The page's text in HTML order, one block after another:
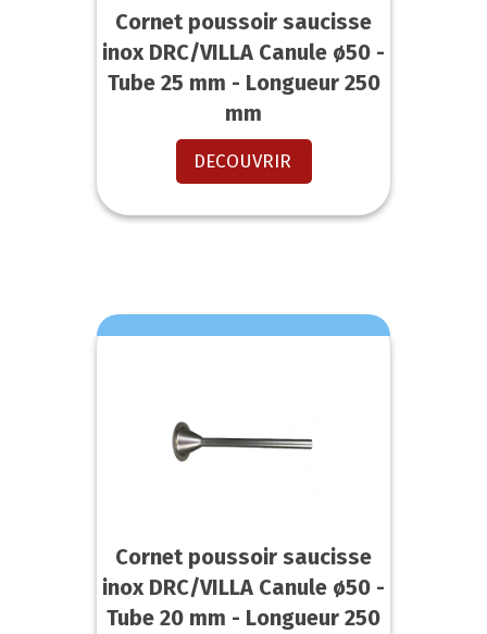
Cornet poussoir saucisse
inox DRC/VILLA Canule ø50 -
Tube 25 mm - Longueur 250
mm
DECOUVRIR
Cornet poussoir saucisse
inox DRC/VILLA Canule ø50 -
Tube 20 mm - Longueur 250